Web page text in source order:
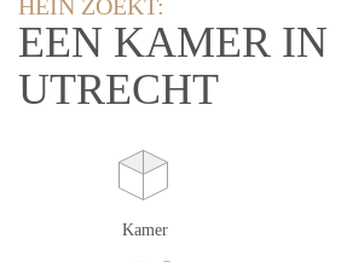
HEIN ZOEKT:
EEN KAMER IN
UTRECHT
Kamer